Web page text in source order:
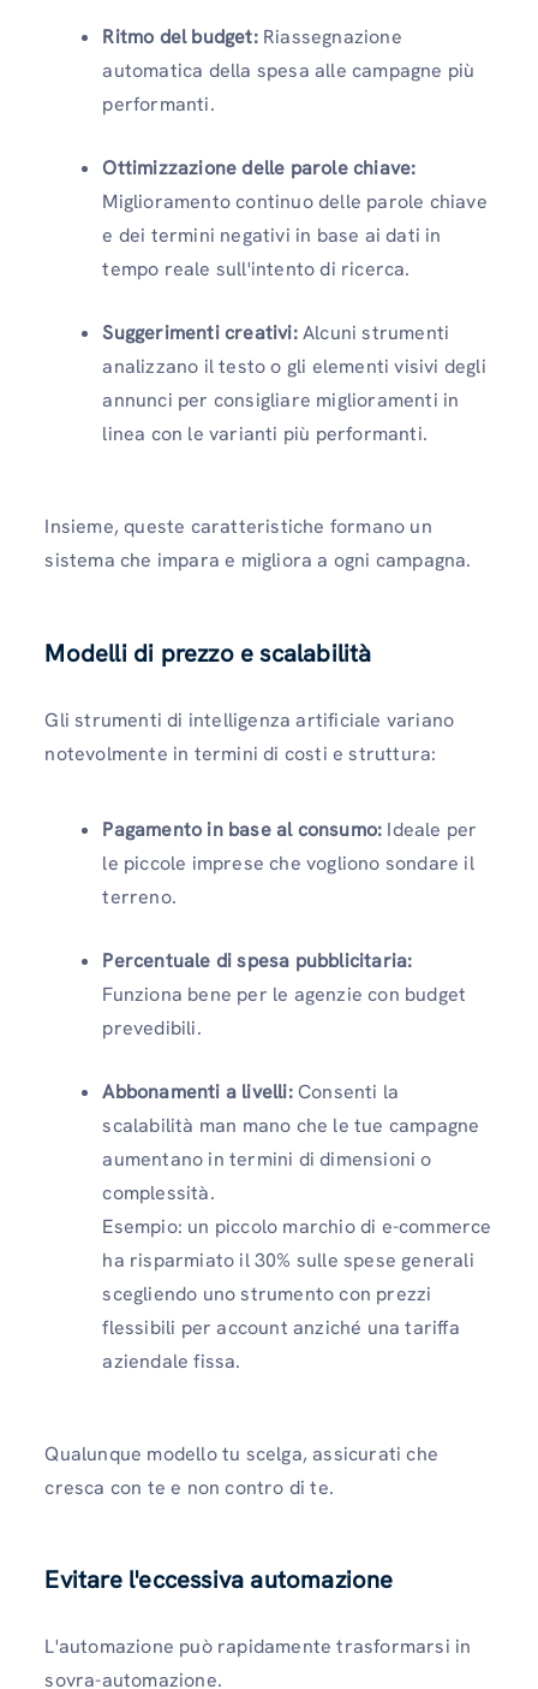
Ritmo del budget:Riassegnazione
automatica della spesa alle campagne più
performanti.
Ottimizzazione delle parole chiave:
Miglioramento continuo delle parole chiave
e dei termini negativi in ​​base ai dati in
tempo reale sull'intento di ricerca.
Suggerimenti creativi:Alcuni strumenti
analizzano il testo o gli elementi visivi degli
annunci per consigliare miglioramenti in
linea con le varianti più performanti.
Insieme, queste caratteristiche formano un
sistema che impara e migliora a ogni campagna.
Modelli di prezzo e scalabilità
Gli strumenti di intelligenza artificiale variano
notevolmente in termini di costi e struttura:
Pagamento in base al consumo: Ideale per
le piccole imprese che vogliono sondare il
terreno.
Percentuale di spesa pubblicitaria:
Funziona bene per le agenzie con budget
prevedibili.
Abbonamenti a livelli:Consenti la
scalabilità man mano che le tue campagne
aumentano in termini di dimensioni o
complessità.
Esempio: un piccolo marchio di e-commerce
ha risparmiato il 30% sulle spese generali
scegliendo uno strumento con prezzi
flessibili per account anziché una tariffa
aziendale fissa.
Qualunque modello tu scelga, assicurati che
cresca con te e non contro di te.
Evitare l'eccessiva automazione
L'automazione può rapidamente trasformarsi in
sovra-automazione.